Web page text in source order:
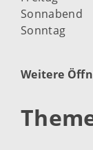
Sonnabend
Sonntag
Weitere